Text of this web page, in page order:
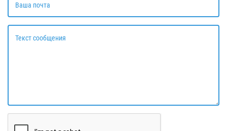
Ваша почта
Текст сообщения